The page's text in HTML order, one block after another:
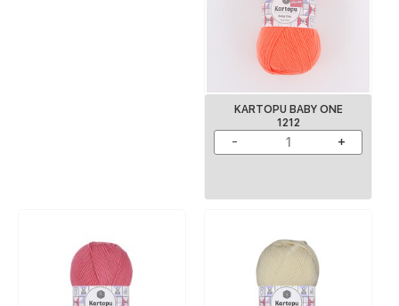
KARTOPU BABY ONE
1212